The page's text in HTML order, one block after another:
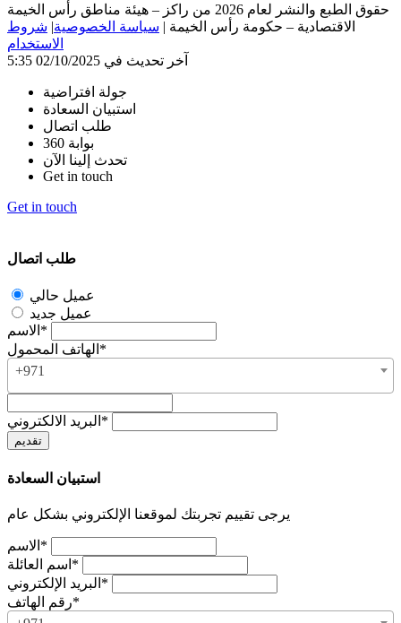
حقوق الطبع والنشر لعام 2026 من راكز – هيئة مناطق رأس الخيمة
الاقتصادية – حكومة رأس الخيمة | سياسة الخصوصية| شروط
الاستخدام
آخر تحديث في 02/10/2025 5:35
جولة افتراضية
استبيان السعادة
طلب اتصال
بوابة 360
تحدث إلينا الآن
Get in touch
Get in touch
طلب اتصال
عميل حالي
عميل جديد
الاسم*
الهاتف المحمول*
+971
البريد الالكتروني*
استبيان السعادة
يرجى تقييم تجربتك لموقعنا الإلكتروني بشكل عام
الاسم*
اسم العائلة*
البريد الإلكتروني*
رقم الهاتف*